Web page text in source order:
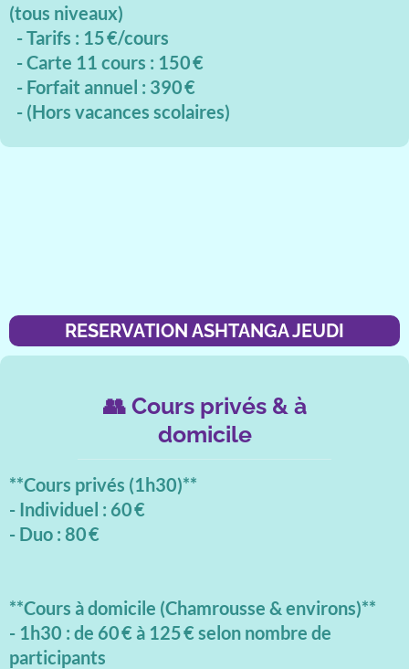
(tous niveaux)
- Tarifs : 15 €/cours
- Carte 11 cours : 150 €
- Forfait annuel : 390 €
- (Hors vacances scolaires)
RESERVATION ASHTANGA JEUDI
👥 Cours privés & à
domicile
**Cours privés (1h30)**
- Individuel : 60 €
- Duo : 80 €
**Cours à domicile (Chamrousse & environs)**
- 1h30 : de 60 € à 125 € selon nombre de
participants